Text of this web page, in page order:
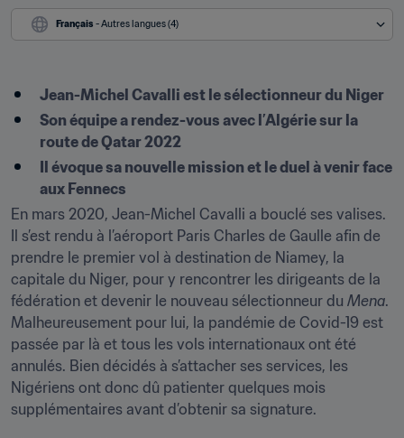
Français - Autres langues (4)
Jean-Michel Cavalli est le sélectionneur du Niger
Son équipe a rendez-vous avec l’Algérie sur la
route de Qatar 2022
Il évoque sa nouvelle mission et le duel à venir face
aux Fennecs
En mars 2020, Jean-Michel Cavalli a bouclé ses valises.
Il s’est rendu à l’aéroport Paris Charles de Gaulle afin de
prendre le premier vol à destination de Niamey, la
capitale du Niger, pour y rencontrer les dirigeants de la
fédération et devenir le nouveau sélectionneur du Mena.
Malheureusement pour lui, la pandémie de Covid-19 est
passée par là et tous les vols internationaux ont été
annulés. Bien décidés à s’attacher ses services, les
Nigériens ont donc dû patienter quelques mois
supplémentaires avant d’obtenir sa signature.